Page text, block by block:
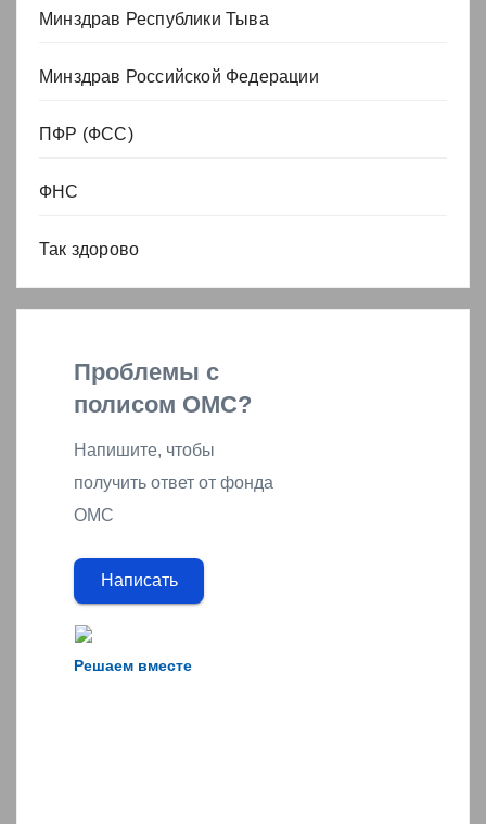
Минздрав Республики Тыва
Минздрав Российской Федерации
ПФР (ФСС)
ФНС
Так здорово
Решаем вместе
Проблемы с
полисом ОМС?
Напишите, чтобы
получить ответ от фонда
ОМС
Написать